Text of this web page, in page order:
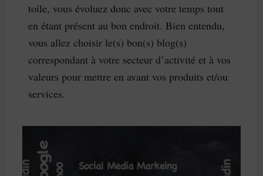
toile, vous évoluez donc avec votre temps tout
en étant présent au bon endroit. Bien entendu,
vous allez choisir le(s) bon(s) blog(s)
correspondant à votre secteur d’activité et à vos
valeurs pour mettre en avant vos produits et/ou
services.